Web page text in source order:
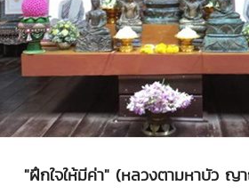
"ฝึกใจให้มีค่า" (หลวงตามหาบัว ญ